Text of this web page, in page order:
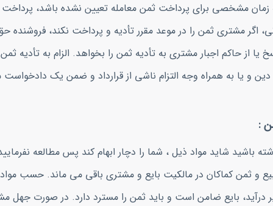
زمان مشخصی برای پرداخت ثمن معامله تعیین نشده باشد، پرداخت
۳۹۵ قانون مدنی، اگر مشتری ثمن را در موعد مقرر تأدیه و پرداخت نکند،
یا از حاکم اجبار مشتری به تأدیه ثمن را بخواهد. الزام به تأدیه
:
درآید، بایع ضامن است و باید ثمن را مسترد دارد. در صورت جهل